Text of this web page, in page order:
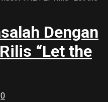
Dengan
“Let the
0